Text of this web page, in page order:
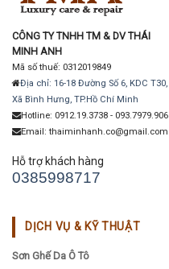
CÔNG TY TNHH TM & DV THÁI
MINH ANH
Mã số thuế: 0312019849
Địa chỉ: 16-18 Đường Số 6, KDC T30,
Xã Bình Hưng, TP.Hồ Chí Minh
Hotline: 0912.19.3738 - 093.7979.906
Email: thaiminhanh.co@gmail.com
Hỗ trợ khách hàng
0385998717
DỊCH VỤ & KỸ THUẬT
Sơn Ghế Da Ô Tô